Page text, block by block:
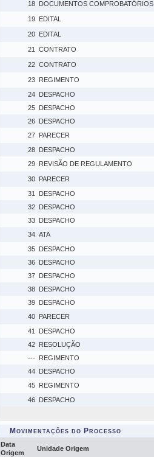
18 DOCUMENTOS COMPROBATÓRIOS
19 EDITAL
20 EDITAL
21 CONTRATO
22 CONTRATO
23 REGIMENTO
24 DESPACHO
25 DESPACHO
26 DESPACHO
27 PARECER
28 DESPACHO
29 REVISÃO DE REGULAMENTO
30 PARECER
31
DESPACHO
32 DESPACHO
33 DESPACHO
34 ATA
35 DESPACHO
36 DESPACHO
37 DESPACHO
38 DESPACHO
39 DESPACHO
40 PARECER
41
DESPACHO
42 RESOLUÇÃO
--- REGIMENTO
44 DESPACHO
45 REGIMENTO
46 DESPACHO
Movimentações do Processo
Data
Origem
Unidade Origem